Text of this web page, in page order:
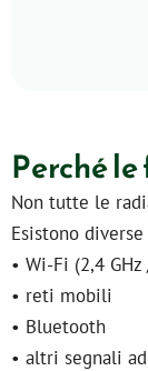
Perché
Non tutte le
Esistono
• Wi-Fi (2,4 GHz
• reti mobili
• Bluetooth
• altri segnali